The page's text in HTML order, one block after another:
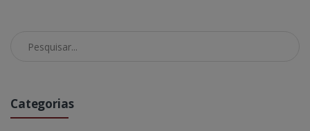
Pesquisar no Blog
Categorias